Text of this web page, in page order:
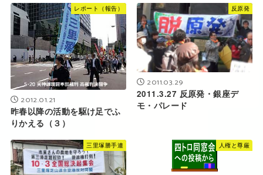
レポート（報告）
2012.01.21
昨春以降の活動を駆け足でふ
りかえる（３）
反原発
2011.03.29
2011.3.27 反原発・銀座デ
モ・パレード
三里塚勝手連 人権と尊厳